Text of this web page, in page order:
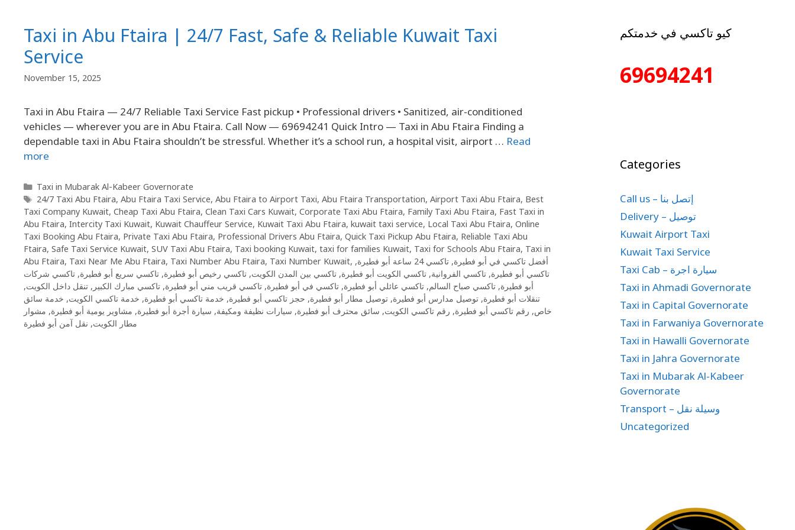
Taxi in Abu Ftaira | 24/7 Fast, Safe & Reliable Kuwait Taxi
Service
November 15, 2025
Taxi in Abu Ftaira — 24/7 Reliable Taxi Service Fast pickup • Professional drivers • Sanitized, air-conditioned
vehicles — wherever you are in Abu Ftaira. Call Now — 69694241 Quick Intro — Taxi in Abu Ftaira Finding a
dependable taxi in Abu Ftaira shouldn’t be stressful. Whether it’s a school run, a hospital visit, airport … Read
more
Taxi in Mubarak Al-Kabeer Governorate
24/7 Taxi Abu Ftaira, Abu Ftaira Taxi Service, Abu Ftaira to Airport Taxi, Abu Ftaira Transportation, Airport Taxi Abu Ftaira, Best
Taxi Company Kuwait, Cheap Taxi Abu Ftaira, Clean Taxi Cars Kuwait, Corporate Taxi Abu Ftaira, Family Taxi Abu Ftaira, Fast Taxi in
Abu Ftaira, Intercity Taxi Kuwait, Kuwait Chauffeur Service, Kuwait Taxi Abu Ftaira, kuwait taxi service, Local Taxi Abu Ftaira, Online
Taxi Booking Abu Ftaira, Private Taxi Abu Ftaira, Professional Drivers Abu Ftaira, Quick Taxi Pickup Abu Ftaira, Reliable Taxi Abu
Ftaira, Safe Taxi Service Kuwait, SUV Taxi Abu Ftaira, Taxi booking Kuwait, taxi for families Kuwait, Taxi for Schools Abu Ftaira, Taxi in
Abu Ftaira, Taxi Near Me Abu Ftaira, Taxi Number Abu Ftaira, Taxi Number Kuwait, أفضل تاكسي في أبو فطيرة, تاكسي 24 ساعة أبو فطيرة
,
تاكسي أبو فطيرة, تاكسي الفروانية, تاكسي الكويت أبو فطيرة, تاكسي بين المدن الكويت, تاكسي رخيص أبو فطيرة, تاكسي سريع أبو فطيرة, تاكسي شركات
أبو فطيرة, تاكسي صباح السالم, تاكسي عائلي أبو فطيرة, تاكسي في أبو فطيرة, تاكسي قريب مني أبو فطيرة, تاكسي مبارك الكبير , تنقل داخل الكويت,
تنقلات أبو فطيرة, توصيل مدارس أبو فطيرة, توصيل مطار أبو فطيرة, حجز تاكسي أبو فطيرة, خدمة تاكسي أبو فطيرة, خدمة تاكسي الكويت, خدمة سائق
خاص, رقم تاكسي أبو فطيرة, رقم تاكسي الكويت, سائق محترف أبو فطيرة, سيارات نظيفة ومكيفة, سيارة أجرة أبو فطيرة, مشاوير يومية أبو فطيرة, مشوار
مطار الكويت, نقل آمن أبو فطيرة
كيو تاكسي في خدمتكم
69694241
Categories
Call us – إتصل بنا
Delivery – توصيل
Kuwait Airport Taxi
Kuwait Taxi Service
Taxi Cab – سيارة اجرة
Taxi in Ahmadi Governorate
Taxi in Capital Governorate
Taxi in Farwaniya Governorate
Taxi in Hawalli Governorate
Taxi in Jahra Governorate
Taxi in Mubarak Al-Kabeer
Governorate
Transport – وسيلة نقل
Uncategorized